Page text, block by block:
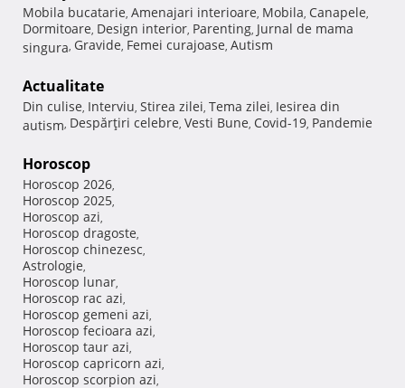
Mobila bucatarie, Amenajari interioare, Mobila, Canapele,
Dormitoare, Design interior, Parenting, Jurnal de mama
singura, Gravide, Femei curajoase, Autism
Actualitate
Din culise, Interviu, Stirea zilei, Tema zilei, Iesirea din
autism, Despărţiri celebre, Vesti Bune, Covid-19, Pandemie
Horoscop
Horoscop 2026,
Horoscop 2025,
Horoscop azi,
Horoscop dragoste,
Horoscop chinezesc,
Astrologie,
Horoscop lunar,
Horoscop rac azi,
Horoscop gemeni azi,
Horoscop fecioara azi,
Horoscop taur azi,
Horoscop capricorn azi,
Horoscop scorpion azi,